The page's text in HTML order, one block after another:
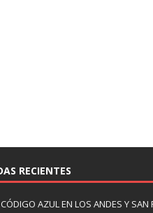
RECIENTES
AZUL EN LOS ANDES Y SAN